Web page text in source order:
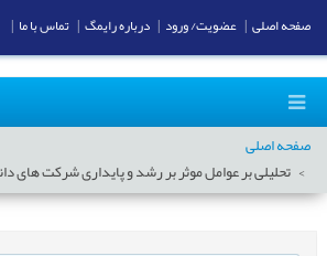
صفحه اصلی
تحلیلی بر عوامل موثر بر رشد و پایداری شرکت های
صفحه اصلی عضویت/ ورود درباره رایمگ تماس با ما